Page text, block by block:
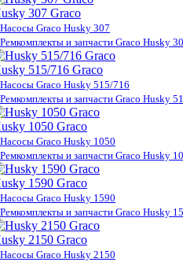
307 Graco
Graco Husky 307
и запчасти Graco Husky
515/716 Graco
Graco Husky 515/716
и запчасти Graco Husky
1050 Graco
Graco Husky 1050
и запчасти Graco Husky
1590 Graco
Graco Husky 1590
и запчасти Graco Husky
2150 Graco
Graco Husky 2150